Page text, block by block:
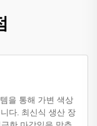
을 통해 가변 색상
다. 최신식 생산 장